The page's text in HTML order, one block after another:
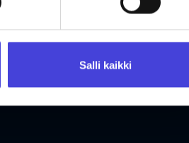
Salli kaikki